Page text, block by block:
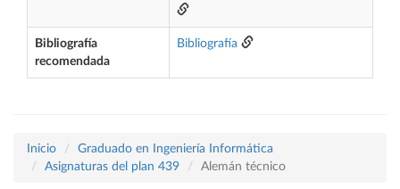
Bibliografía
recomendada
Bibliografía
Inicio
Graduado en Ingeniería Informática
Asignaturas del plan 439
Alemán técnico